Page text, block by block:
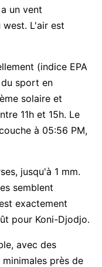
un vent
L'air est
(indice EPA
sport en
solaire et
11h et 15h. Le
à 05:56 PM,
jusqu'à 1 mm.
semblent
exactement
pour Koni-Djodjo.
avec des
près de